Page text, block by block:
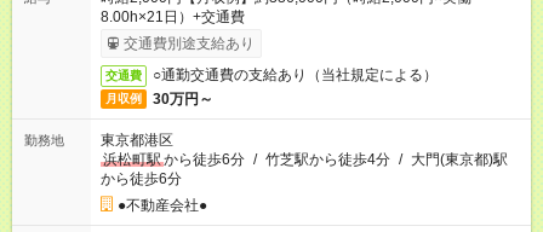
8.00h×21日）+交通費
交通費別途支給あり
交通費 ○通勤交通費の支給あり（当社規定による）
月収例 30万円～
勤務地
東京都港区
浜松町駅から徒歩6分 / 竹芝駅から徒歩4分 / 大門(東京都)駅
から徒歩6分
●不動産会社●